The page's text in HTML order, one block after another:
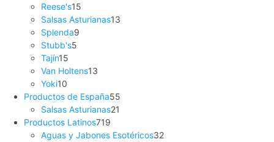
Reese's15
Salsas Asturianas13
Splenda9
Stubb's5
Tajín15
Van Holtens13
Yoki10
Productos de España55
Salsas Asturianas21
Productos Latinos719
Aguas y Jabones Esotéricos32